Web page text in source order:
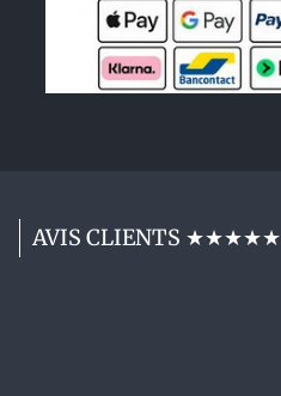
AVIS CLIENTS ★★★★★